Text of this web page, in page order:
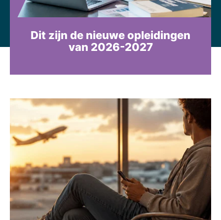
Dit zijn de nieuwe opleidingen
van 2026-2027